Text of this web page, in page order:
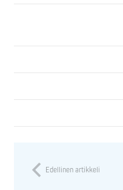
Edellinen artikkeli